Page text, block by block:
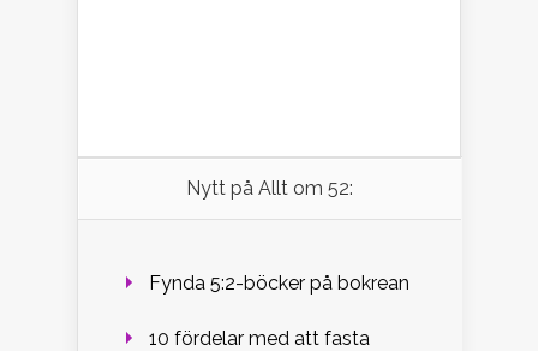
Nytt på Allt om 52:
Fynda 5:2-böcker på bokrean
10 fördelar med att fasta